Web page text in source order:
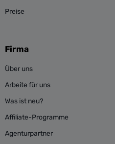
Preise
Firma
Über uns
Arbeite für uns
Was ist neu?
Affiliate-Programme
Agenturpartner